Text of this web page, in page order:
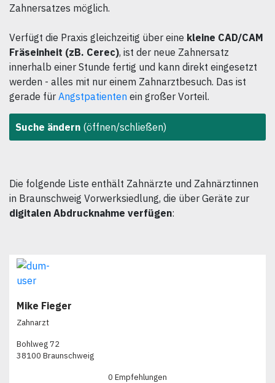
Zahnersatzes möglich.
Verfügt die Praxis gleichzeitig über eine kleine CAD/CAM
Fräseinheit (zB. Cerec), ist der neue Zahnersatz
innerhalb einer Stunde fertig und kann direkt eingesetzt
werden - alles mit nur einem Zahnarztbesuch. Das ist
gerade für Angstpatienten ein großer Vorteil.
Suche ändern (öffnen/schließen)
Die folgende Liste enthält Zahnärzte und Zahnärztinnen
in Braunschweig Vorwerksiedlung, die über Geräte zur
digitalen Abdrucknahme verfügen:
Mike Fieger
Zahnarzt
Bohlweg 72
38100 Braunschweig
0 Empfehlungen